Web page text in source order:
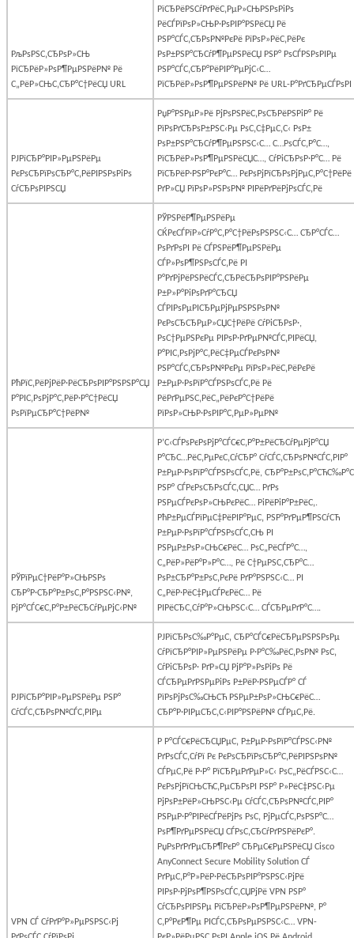
РљРѕРЅС‚СЂРѕР»СЊ
РїСЂРёР»РѕР¶РµРЅРёР№ Рё
С„РёР»СЊС‚СЂР°С†РёСЏ URL
РїСЂРёРЅСѓРґРёС‚РµР»СЊРЅРѕРіРѕ
РёСЃРїРѕР»СЊР·РѕРІР°РЅРёСЏ Рё
РЅР°СЃС‚СЂРѕР№РєРё РїРѕР»РёС‚РёРє
РѕР±РЅР°СЂСѓР¶РµРЅРёСЏ РЅР° РѕСЃРЅРѕРІРµ
РЅР°СЃС‚СЂР°РёРІР°РµРјС‹С…
РїСЂРёР»РѕР¶РµРЅРёР№ Рё URL-Р°РґСЂРµСЃРѕРІ
РЈРїСЂР°РІР»РµРЅРёРµ
РєРѕСЂРїРѕСЂР°С‚РёРІРЅРѕРіРѕ
СѓСЂРѕРІРЅСЏ
РџР°РЅРµР»Рё РјРѕРЅРёС‚РѕСЂРёРЅРіР° Рё
РїРѕРґСЂРѕР±РЅС‹Рµ РѕС‚С‡РµС‚С‹ РѕР±
РѕР±РЅР°СЂСѓР¶РµРЅРЅС‹С… С…РѕСЃС‚Р°С…,
РїСЂРёР»РѕР¶РµРЅРёСЏС…, СѓРіСЂРѕР·Р°С… Рё
РїСЂРёР·РЅР°РєР°С… РєРѕРјРїСЂРѕРјРµС‚Р°С†РёРё
РґР»СЏ РїРѕР»РЅРѕР№ РІРёРґРёРјРѕСЃС‚Рё
РћРїС‚РёРјРёР·РёСЂРѕРІР°РЅРЅР°СЏ
Р°РІС‚РѕРјР°С‚РёР·Р°С†РёСЏ
РѕРїРµСЂР°С†РёР№
РЎРЅРёР¶РµРЅРёРµ
СЌРєСЃРїР»СѓР°С‚Р°С†РёРѕРЅРЅС‹С… СЂР°СЃС…
РѕРґРѕРІ Рё СЃРЅРёР¶РµРЅРёРµ
СЃР»РѕР¶РЅРѕСЃС‚Рё РІ
Р°РґРјРёРЅРёСЃС‚СЂРёСЂРѕРІР°РЅРёРµ
Р±Р»Р°РіРѕРґР°СЂСЏ
СЃРІРѕРµРІСЂРµРјРµРЅРЅРѕР№
РєРѕСЂСЂРµР»СЏС†РёРё СѓРіСЂРѕР·,
РѕС†РµРЅРєРµ РІРѕР·РґРµР№СЃС‚РІРёСЏ,
Р°РІС‚РѕРјР°С‚РёС‡РµСЃРєРѕР№
РЅР°СЃС‚СЂРѕР№РєРµ РїРѕР»РёС‚РёРєРё
Р±РµР·РѕРїР°СЃРЅРѕСЃС‚Рё Рё
РёРґРµРЅС‚РёС„РёРєР°С†РёРё
РїРѕР»СЊР·РѕРІР°С‚РµР»РµР№
РЎРїРµС†РёР°Р»СЊРЅРѕ
СЂР°Р·СЂР°Р±РѕС‚Р°РЅРЅС‹Р№,
РјР°СЃС€С‚Р°Р±РёСЂСѓРµРјС‹Р№
Р’С‹СЃРѕРєРѕРјР°СЃС€С‚Р°Р±РёСЂСѓРµРјР°СЏ
Р°СЂС…РёС‚РµРєС‚СѓСЂР° СѓСЃС‚СЂРѕР№СЃС‚РІР°
Р±РµР·РѕРїР°СЃРЅРѕСЃС‚Рё,
РЅР° СЃРєРѕСЂРѕСЃС‚СЏС… РґРѕ
РЅРµСЃРєРѕР»СЊРєРёС… РіРёРіР°Р±РёС‚.
РћР±РµСЃРїРµС‡РёРІР°РµС‚ РЅР°РґРµР¶РЅСѓСЋ
Р±РµР·РѕРїР°СЃРЅРѕСЃС‚СЊ РІ
РЅРµР±РѕР»СЊС€РёС… РѕС„РёСЃР°С…,
С„РёР»РёР°Р»Р°С…, Рё С†РµРЅС‚СЂР°С…
РѕР±СЂР°Р±РѕС‚РєРё РґР°РЅРЅС‹С… РІ
С„РёР·РёС‡РµСЃРєРёС… Рё
РІРёСЂС‚СѓР°Р»СЊРЅС‹С… СЃСЂРµРґР°С….
РЈРїСЂР°РІР»РµРЅРёРµ РЅР°
СѓСЃС‚СЂРѕР№СЃС‚РІРµ
РЈРїСЂРѕС‰Р°РµС‚ СЂР°СЃС€РёСЂРµРЅРЅРѕРµ
СѓРїСЂР°РІР»РµРЅРёРµ Р·Р°С‰РёС‚РѕР№ РѕС‚
СѓРіСЂРѕР· РґР»СЏ РјР°Р»РѕРіРѕ Рё
СЃСЂРµРґРЅРµРіРѕ Р±РёР·РЅРµСЃР° СЃ
РїРѕРјРѕС‰СЊСЋ РЅРµР±РѕР»СЊС€РёС…
СЂР°Р·РІРµСЂС‚С‹РІР°РЅРёР№ СЃРµС‚Рё.
VPN СЃ СѓРґР°Р»РµРЅРЅС‹Рј
Р Р°СЃС€РёСЂСЏРµС‚ Р±РµР·РѕРїР°СЃРЅС‹Р№
РґРѕСЃС‚СѓРї Рє РєРѕСЂРїРѕСЂР°С‚РёРІРЅРѕР№
СЃРµС‚Рё Р·Р° РїСЂРµРґРµР»С‹ РѕС„РёСЃРЅС‹С…
РєРѕРјРїСЊСЋС‚РµСЂРѕРІ РЅР° Р»РёС‡РЅС‹Рµ
РјРѕР±РёР»СЊРЅС‹Рµ СѓСЃС‚СЂРѕР№СЃС‚РІР°
РЅРµР·Р°РІРёСЃРёРјРѕ РѕС‚ РјРµСЃС‚РѕРЅР°С…
РѕР¶РґРµРЅРёСЏ СЃРѕС‚СЂСѓРґРЅРёРєР°.
РџРѕРґРґРµСЂР¶РєР° СЂРµС€РµРЅРёСЏ Cisco
AnyConnect Secure Mobility Solution СЃ
РґРµС‚Р°Р»РёР·РёСЂРѕРІР°РЅРЅС‹РјРё
РІРѕР·РјРѕР¶РЅРѕСЃС‚СЏРјРё VPN РЅР°
СѓСЂРѕРІРЅРµ РїСЂРёР»РѕР¶РµРЅРёР№, Р°
С‚Р°РєР¶Рµ РІСЃС‚СЂРѕРµРЅРЅС‹С… VPN-